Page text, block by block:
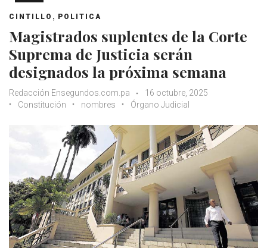
CINTILLO , POLITICA
Magistrados suplentes de la Corte
Suprema de Justicia serán
designados la próxima semana
Redacción Ensegundos.com.pa
16 octubre, 2025
Constitución
nombres Órgano Judicial